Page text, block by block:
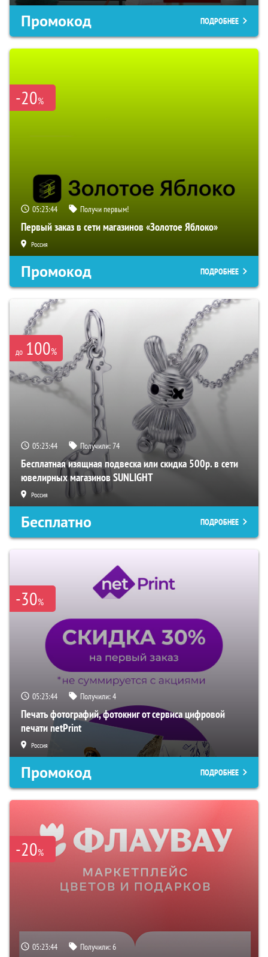
Промокод ПОДРОБНЕЕ
-20%
05:23:43 Получи первым!
Первый заказ в сети магазинов «Золотое Яблоко»
Россия
Промокод ПОДРОБНЕЕ
до 100%
05:23:43 Получили:74
Бесплатная изящная подвеска или скидка 500р. в сети
ювелирных магазинов SUNLIGHT
Россия
Бесплатно ПОДРОБНЕЕ
-30%
05:23:43 Получили:4
Печать фотографий, фотокниг от сервиса цифровой
печати netPrint
Россия
Промокод ПОДРОБНЕЕ
-20%
05:23:43 Получили:6